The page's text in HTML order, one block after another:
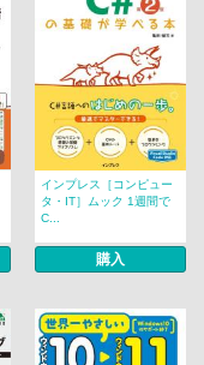
インプレス［コンピュー
タ・IT］ムック 1週間で
C...
購入